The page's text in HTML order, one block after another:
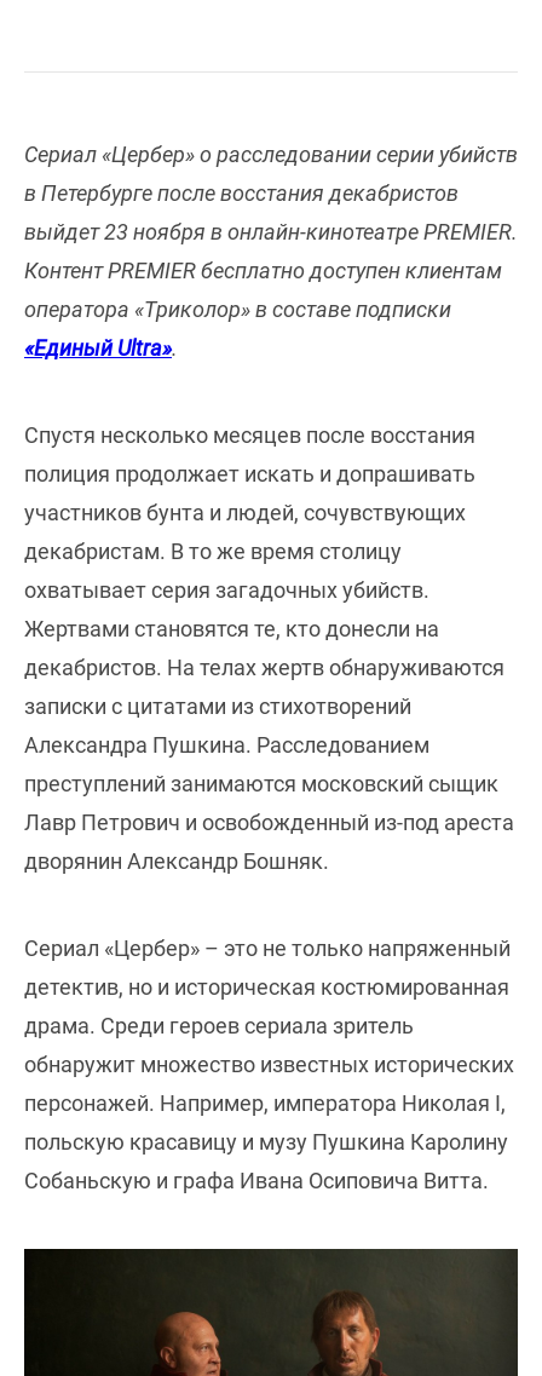
Сериал «Цербер» о расследовании серии убийств
в Петербурге после восстания декабристов
выйдет 23 ноября в онлайн-кинотеатре PREMIER.
Контент PREMIER бесплатно доступен клиентам
оператора «Триколор» в составе подписки
«Единый Ultra».
Спустя несколько месяцев после восстания
полиция продолжает искать и допрашивать
участников бунта и людей, сочувствующих
декабристам. В то же время столицу
охватывает серия загадочных убийств.
Жертвами становятся те, кто донесли на
декабристов. На телах жертв обнаруживаются
записки с цитатами из стихотворений
Александра Пушкина. Расследованием
преступлений занимаются московский сыщик
Лавр Петрович и освобожденный из-под ареста
дворянин Александр Бошняк.
Сериал «Цербер» – это не только напряженный
детектив, но и историческая костюмированная
драма. Среди героев сериала зритель
обнаружит множество известных исторических
персонажей. Например, императора Николая I,
польскую красавицу и музу Пушкина Каролину
Собаньскую и графа Ивана Осиповича Витта.